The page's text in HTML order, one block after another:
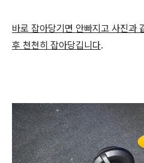
바로 잡아당기면 안빠지고 사진과
후 천천히 잡아당깁니다.